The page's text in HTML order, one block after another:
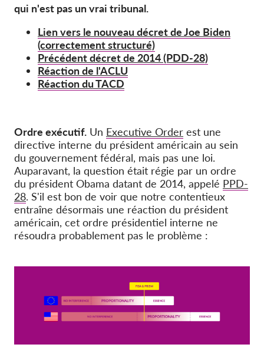
qui n'est pas un vrai tribunal.
Lien vers le nouveau décret de Joe Biden
(correctement structuré)
Précédent décret de 2014 (PDD-28)
Réaction de l'ACLU
Réaction du TACD
Ordre exécutif. Un Executive Order est une
directive interne du président américain au sein
du gouvernement fédéral, mais pas une loi.
Auparavant, la question était régie par un ordre
du président Obama datant de 2014, appelé PPD-
28. S'il est bon de voir que notre contentieux
entraîne désormais une réaction du président
américain, cet ordre présidentiel interne ne
résoudra probablement pas le problème :